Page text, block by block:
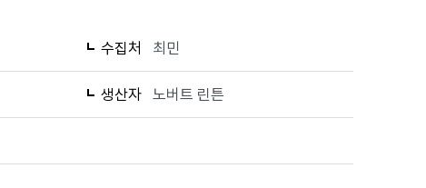
수집처 최민
생산자 노버트 린튼